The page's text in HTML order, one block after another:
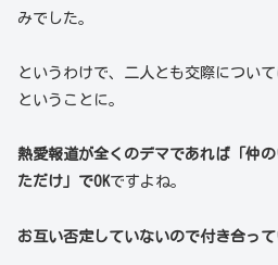
みでした。
というわけで、二人とも交際につい
ということに。
熱愛報道が全くのデマであれば「仲
ただけ」でOKですよね。
お互い否定していないので付き合っ